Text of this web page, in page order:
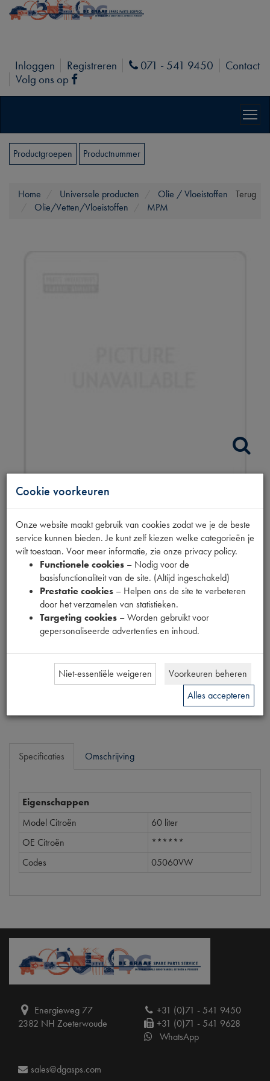
Inloggen Registreren Phone
071 - 541 9450
Contact
Volg ons op
Facebook
Productgroepen Productnummer
Terug
Home Universele producten
Olie / Vloeistoffen
Olie/Vetten/Vloeistoffen
MPM
MOTOROLIE 5W-30
LONGLIFE 111
Fabrikant
MPM
Productnummer
1910165
Prijs
398,11
Dit product kan op dit moment niet besteld worden
Specificaties Omschrijving
Eigenschappen
Model Citroën
60 liter
OE Citroën
******
Codes
05060VW
Energieweg 77
2382 NH Zoeterwoude
+31 (0)71 - 541 9450
+31 (0)71 - 541 9628
WhatsApp
sales@dgasps.com
Cookie voorkeuren
Onze website maakt gebruik van cookies zodat we je de beste
service kunnen bieden. Je kunt zelf kiezen welke categorieën je
wilt toestaan. Voor meer informatie, zie onze privacy policy.
Functionele cookies – Nodig voor de
basisfunctionaliteit van de site. (Altijd ingeschakeld)
Prestatie cookies – Helpen ons de site te verbeteren
door het verzamelen van statistieken.
Targeting cookies – Worden gebruikt voor
gepersonaliseerde advertenties en inhoud.
Niet-essentiële weigeren
Voorkeuren beheren
Alles accepteren